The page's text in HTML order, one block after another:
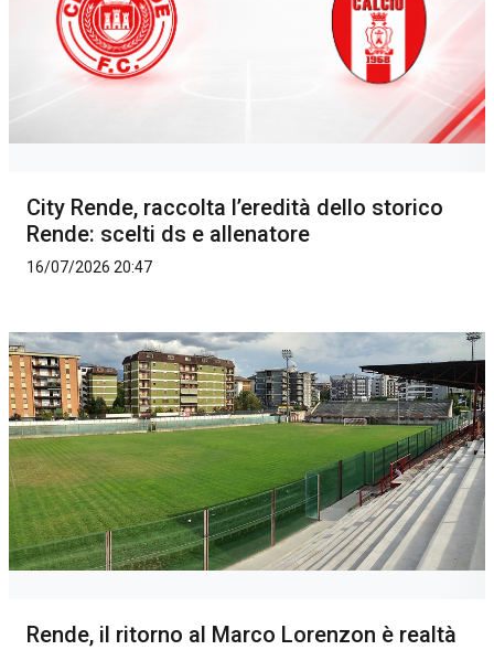
City Rende, raccolta l’eredità dello storico
Rende: scelti ds e allenatore
16/07/2026 20:47
Rende, il ritorno al Marco Lorenzon è realtà